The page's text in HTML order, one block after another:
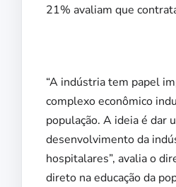
21% avaliam que
“A indústria tem papel
complexo econômico
população. A ideia é dar
desenvolvimento da
hospitalares”, avalia o
direto na educação da